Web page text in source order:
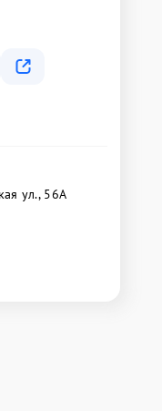
ул., 56А